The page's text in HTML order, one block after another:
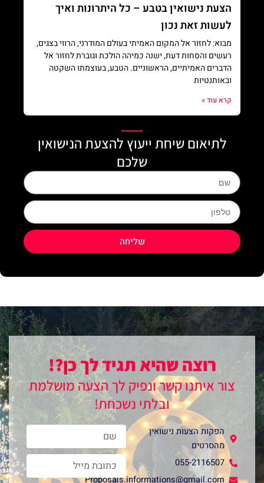
הצעת נישואין בטבע – כל היתרונות ואיך
לעשות זאת נכון
מבוא: לחזור אל המקום האמיתי בעולם המודרני, הרווי בצגים,
רעשים והסחות דעת, ישנה כמיהה הולכת וגוברת לחזור אל
הדברים האמיתיים, הראשוניים. הטבע, בעוצמתו השקטה
ובאותנטיות
קרא עוד »
לתיאום שיחת ייעוץ להצעת הנישואין
שלכם
Name
phone
שליחה
רוצה שהיא תגיד לך כן?!
צור איתנו קשר ונפיק לך הצעה מושלמת
ובלתי נשכחת!
הפקות הצעות נישואין
מהסרטים
055-2116507
Proposals.informations@gmail.com
Name
Email